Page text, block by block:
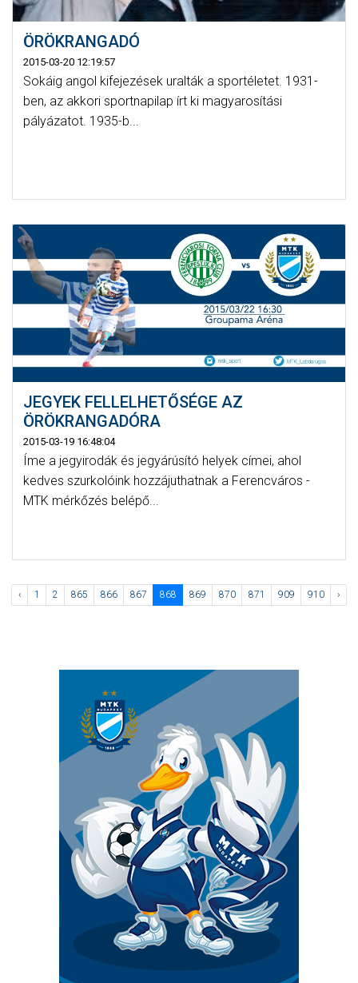
ÖRÖKRANGADÓ
2015-03-20 12:19:57
Sokáig angol kifejezések uralták a sportéletet. 1931-
ben, az akkori sportnapilap írt ki magyarosítási
pályázatot. 1935-b...
JEGYEK FELLELHETŐSÉGE AZ
ÖRÖKRANGADÓRA
2015-03-19 16:48:04
Íme a jegyirodák és jegyárúsító helyek címei, ahol
kedves szurkolóink hozzájuthatnak a Ferencváros -
MTK mérkőzés belépő...
‹ 1 2 865 866 867 868 869 870 871 909 910 ›